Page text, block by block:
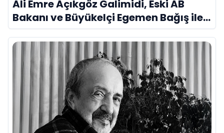
Ali Emre Açıkgöz Galimidi, Eski AB
Bakanı ve Büyükelçi Egemen Bağış ile
Bir Araya Geldi